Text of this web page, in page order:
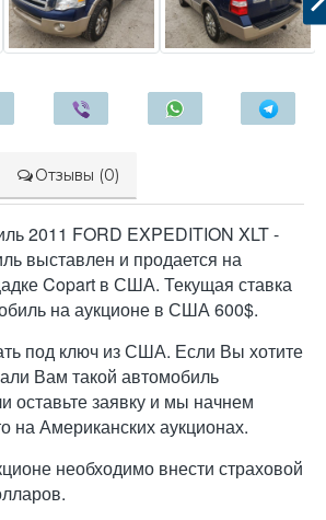
Отзывы (0)
2011 FORD EXPEDITION XLT -
выставлен и продается на
Copart в США. Текущая ставка
на аукционе в США 600$.
под ключ из США. Если Вы хотите
Вам такой автомобиль
оставьте заявку и мы начнем
на Американских аукционах.
необходимо внести страховой